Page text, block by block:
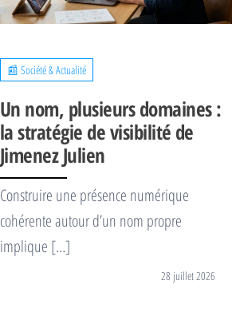
📰 Société & Actualité
Un nom, plusieurs domaines :
la stratégie de visibilité de
Jimenez Julien
Construire une présence numérique
cohérente autour d’un nom propre
implique […]
28 juillet 2026